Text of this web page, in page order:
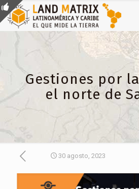
Gestiones por
el norte de
30 agosto, 2023